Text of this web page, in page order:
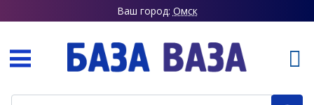
Ваш город: Омск